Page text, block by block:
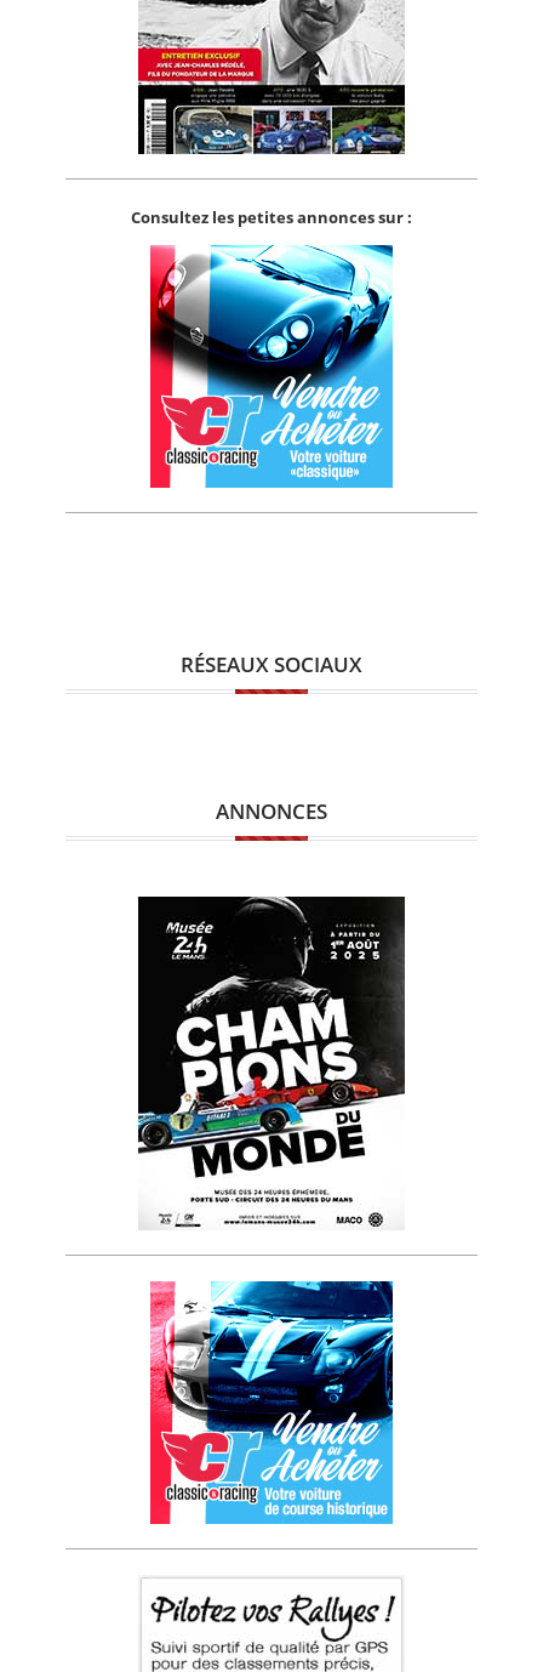
Consultez les petites annonces sur :
RÉSEAUX SOCIAUX
ANNONCES